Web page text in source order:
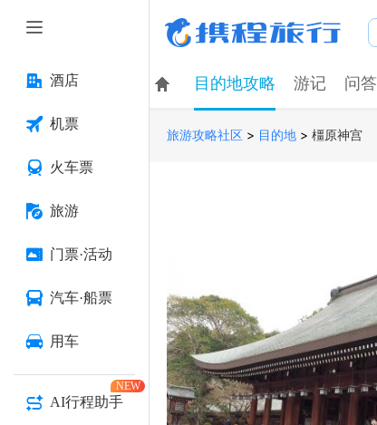
酒店
机票
火车票
旅游
门票·活动
汽车·船票
用车
AI行程助手
NEW
目的地攻略 游记 问答
旅游攻略社区 > 目的地 > 橿原神宫